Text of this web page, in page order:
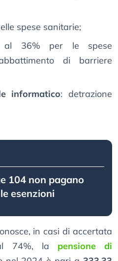
spese sanitarie;
al 36% per le spese
di barriere
informatico: detrazione
104 non pagano
esenzioni
in casi di accertata
74%, la pensione di